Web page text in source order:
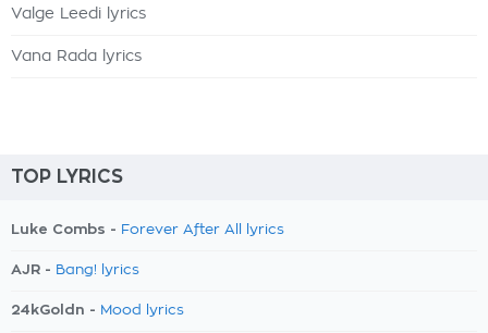
Valge Leedi lyrics
Vana Rada lyrics
TOP LYRICS
Luke Combs - Forever After All lyrics
AJR - Bang! lyrics
24kGoldn - Mood lyrics